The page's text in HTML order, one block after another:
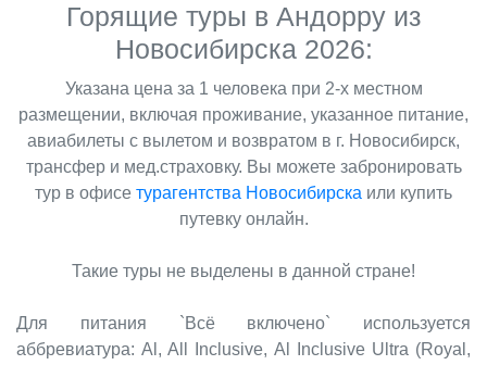
Горящие туры в Андорру из
Новосибирска 2026:
Указана цена за 1 человека при 2-х местном
размещении, включая проживание, указанное питание,
авиабилеты с вылетом и возвратом в г. Новосибирск,
трансфер и мед.страховку. Вы можете забронировать
тур в офисе турагентства Новосибирска или купить
путевку онлайн.
Такие туры не выделены в данной стране!
Для питания `Всё включено` используется
аббревиатура: Al, All Inclusive, Al Inclusive Ultra (Royal,